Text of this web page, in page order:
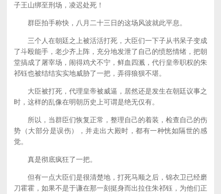
子王山绑至刑场，凌迟处死！
群臣拍手称快，八月二十三日的这场风波就此平息。
三个人在朝廷之上被活活打死，大臣们一下子从书呆子变成
了斗殴能手，老少齐上阵，充分地发泄了自己的愤怒情绪，把朝
堂搞成了屠宰场，闹得鸡犬不宁，鲜血四溅，代行皇帝职权的朱
祁钰也被结结实实地威胁了一把，弄得狼狈不堪。
大臣被打死，代理皇帝被威逼，居然还是发生在朝廷议事之
时，这样的乱像在明朝历史上可谓是绝无仅有。
所以，当群臣们恢复正常，整理自己的着装，检查自己的伤
势（大部分是误伤），并走出大殿时，都有一种恍如隔世的感
觉。
真是彻底疯狂了一把。
但有一点大臣们是很清楚地，打死马顺之后，锦衣卫已经磨
刀霍霍，如果不是于谦在那一刻挺身而出拉住朱祁钰，为他们正